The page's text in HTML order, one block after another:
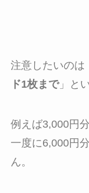
注意したいのは
ド1枚まで」と
例えば3,000円
一度に6,000円
ん。